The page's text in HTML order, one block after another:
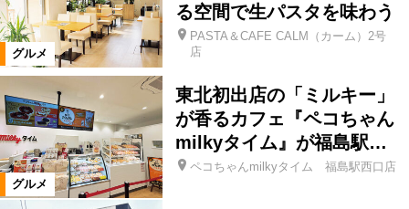
グルメ
る空間で生パスタを味わう
PASTA＆CAFE CALM（カーム）2号
店
グルメ
東北初出店の「ミルキー」
が香るカフェ『ペコちゃん
milkyタイム』が福島駅…
ペコちゃんmilkyタイム 福島駅西口店